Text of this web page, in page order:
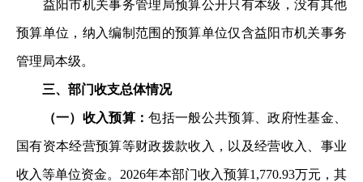
益阳市机关事务管理局预算公开只有本级，没有其他
预算单位，纳入编制范围的预算单位仅含益阳市机关事务
管理局本级。
三、部门收支总体情况
（一）收入预算：包括一般公共预算、政府性基金、
国有资本经营预算等财政拨款收入，以及经营收入、事业
收入等单位资金。2026年本部门收入预算1,770.93万元，其